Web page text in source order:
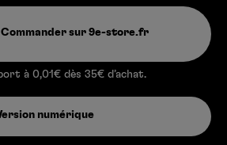
Commander sur 9e-store.fr
à 0,01€ dès 35€ d’achat.
numérique